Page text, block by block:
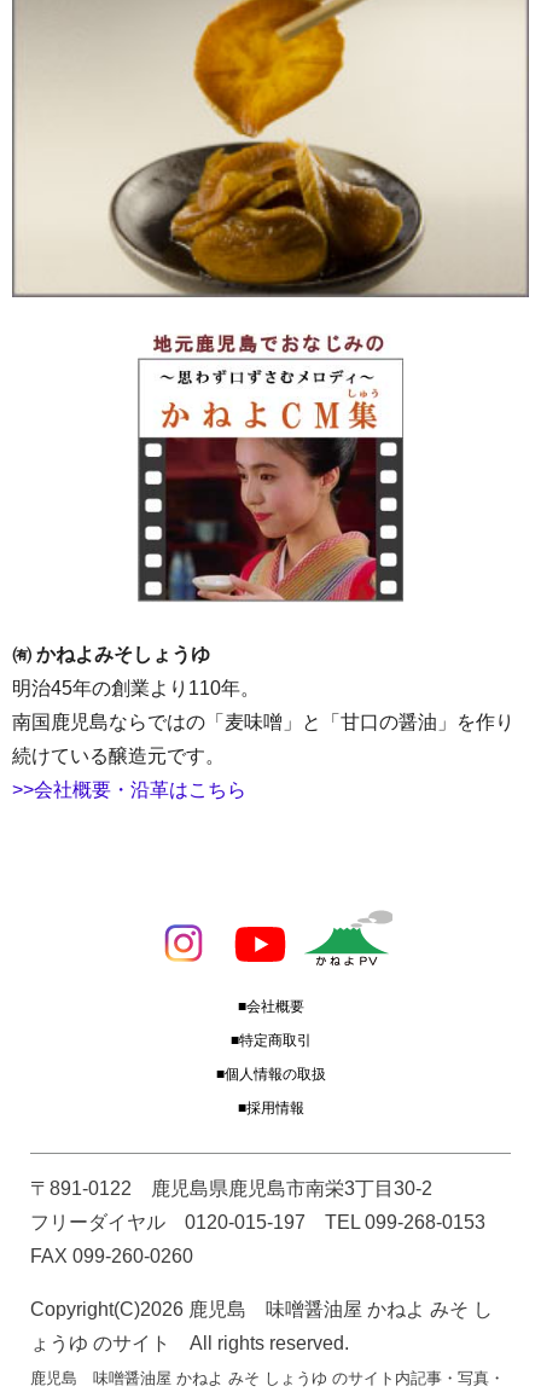
㈲ かねよみそしょうゆ
明治45年の創業より110年。
南国鹿児島ならではの「麦味噌」と「甘口の醤油」を作り
続けている醸造元です。
>>会社概要・沿革はこちら
■会社概要
■特定商取引
■個人情報の取扱
■採用情報
〒891-0122 鹿児島県鹿児島市南栄3丁目30-2
フリーダイヤル 0120-015-197 TEL 099-268-0153
FAX 099-260-0260
Copyright(C)2026 鹿児島 味噌醤油屋 かねよ みそ し
ょうゆ のサイト All rights reserved.
鹿児島 味噌醤油屋 かねよ みそ しょうゆ のサイト内記事・写真・